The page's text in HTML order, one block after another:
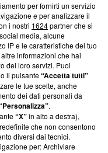
su Blasting
come ci impegniamo a
nostra aderenza a
News non è
richiesto di farne
una verifica di
per fornirti un servizio
e per analizzare il
i nostri 1624partner che si
media, alcune
IP e le caratteristiche del tuo
informazioni che hai
dei loro servizi. Puoi
il pulsante“Accetta tutti”
le tue scelte, anche
dei dati personali da
.
“X”in alto a destra),
che non consentono
diversi dai tecnici.
per: Archiviare